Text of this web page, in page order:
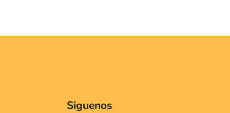
Siguenos